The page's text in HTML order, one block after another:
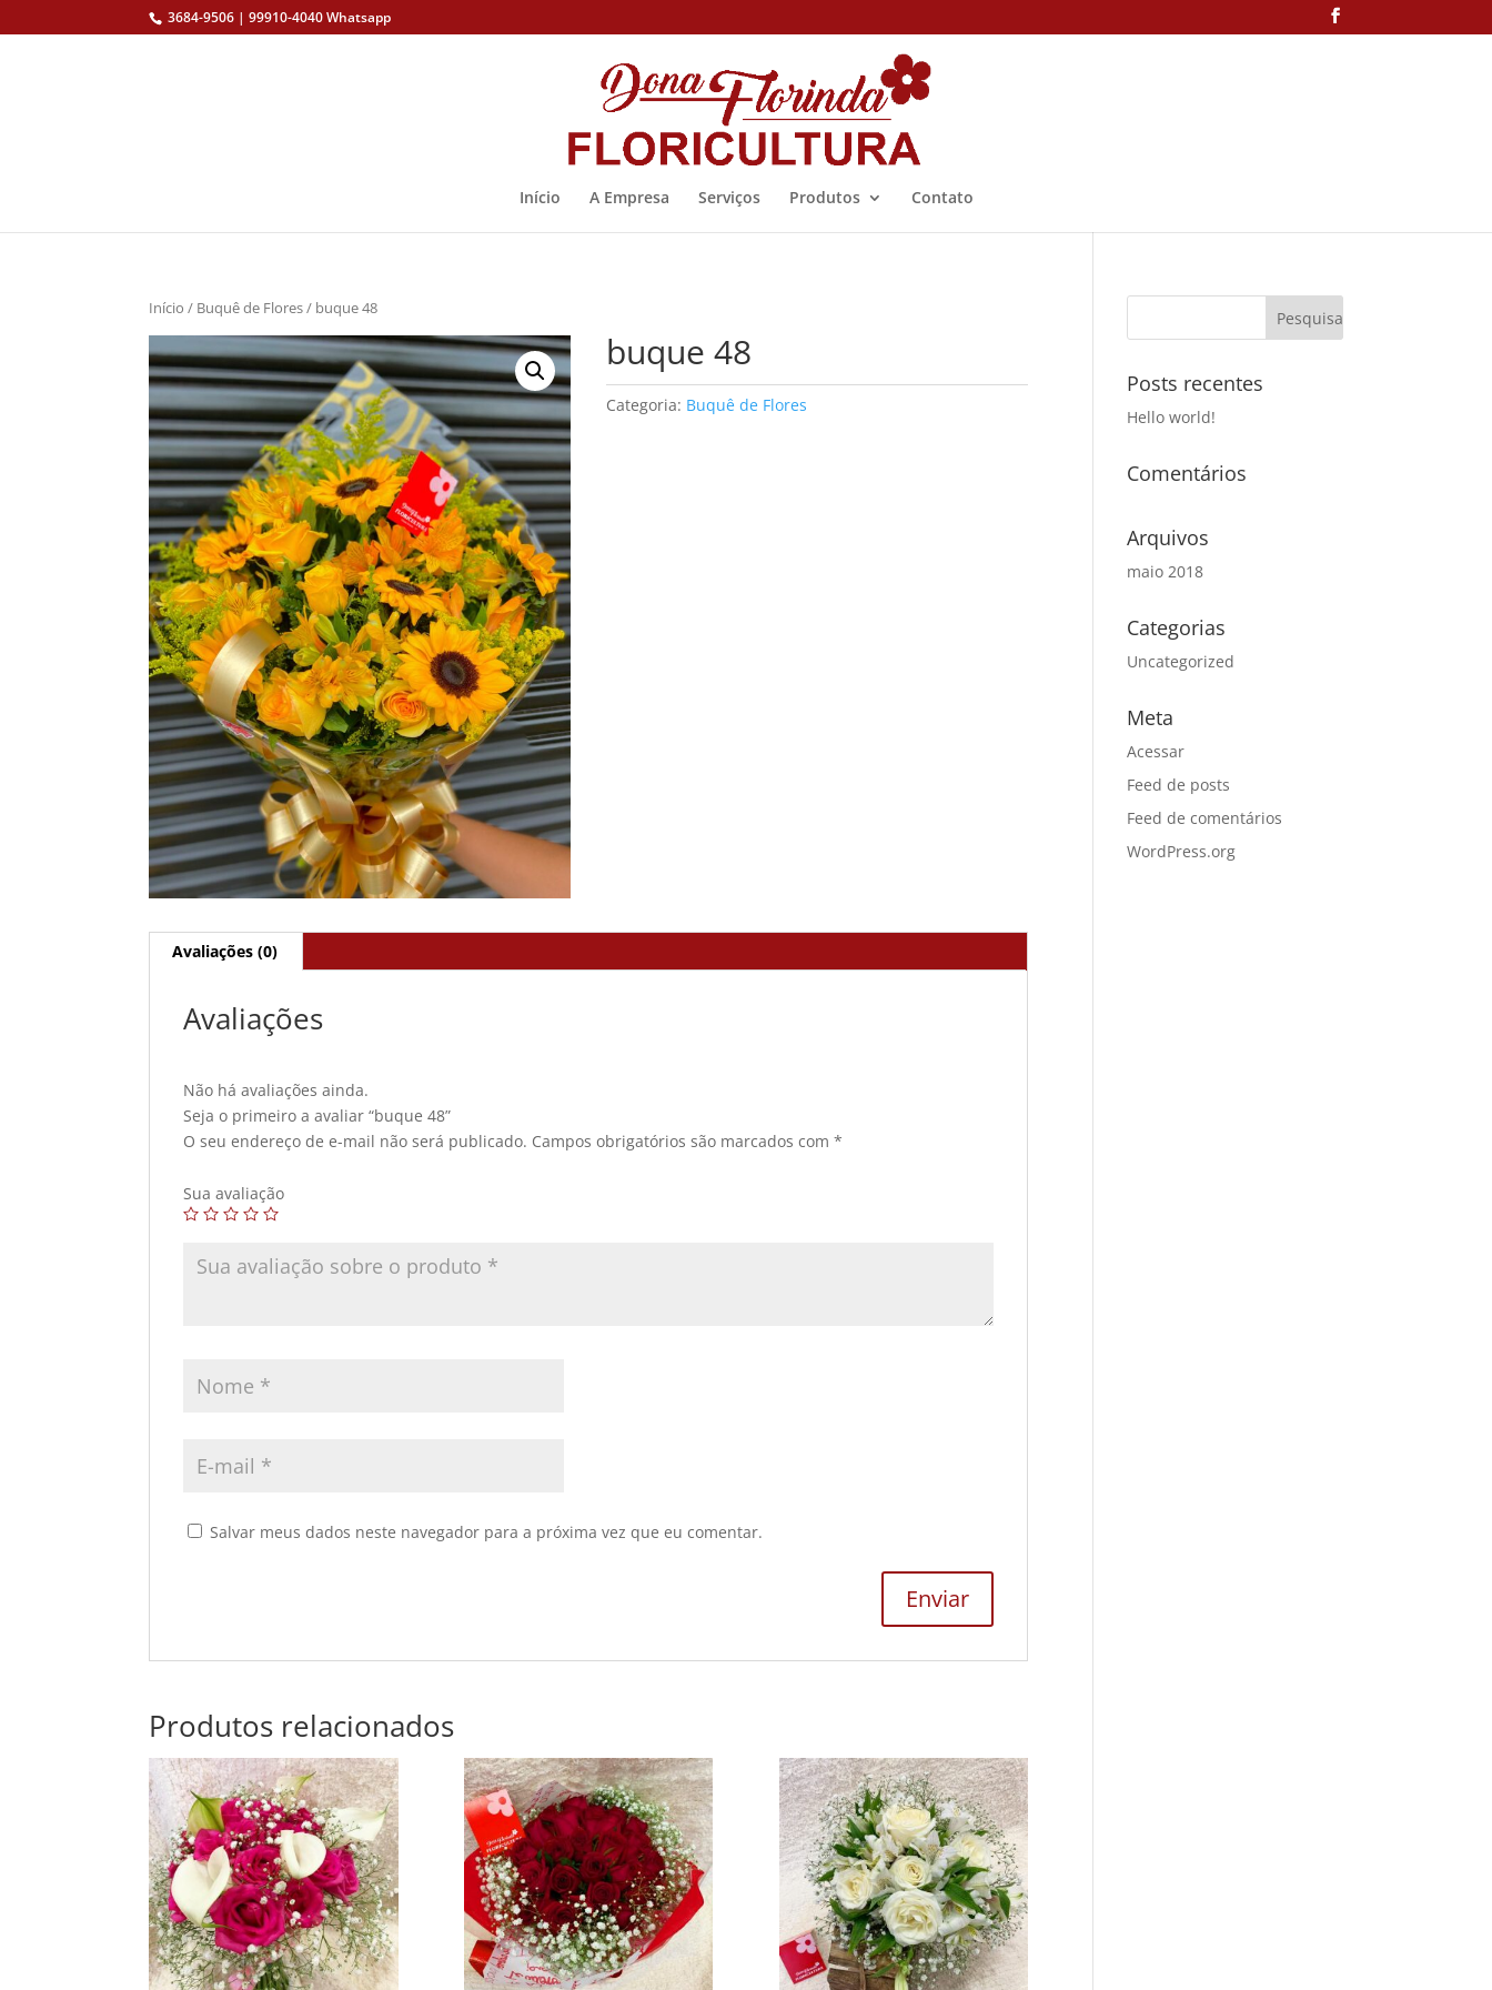
3684-9506 | 99910-4040 Whatsapp
Início A Empresa Serviços Produtos Contato
Início / Buquê de Flores/ buque 48
buque 48
Categoria: Buquê de Flores
Avaliações (0)
Avaliações
Não há avaliações ainda.
Seja o primeiro a avaliar “buque 48”
O seu endereço de e-mail não será publicado. Campos obrigatórios são marcados com*
Sua avaliação
Salvar meus dados neste navegador para a próxima vez que eu comentar.
Produtos relacionados
Posts recentes
Hello world!
Comentários
Arquivos
maio 2018
Categorias
Uncategorized
Meta
Acessar
Feed de posts
Feed de comentários
WordPress.org